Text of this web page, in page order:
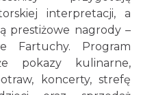
interpretacji, a
prestiżowe nagrody –
Fartuchy. Program
pokazy kulinarne,
koncerty, strefę